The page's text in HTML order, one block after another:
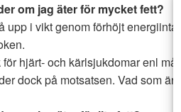
om jag äter för mycket fett?
upp i vikt genom förhöjt
hjärt- och kärlsjukdomar enl
dock på motsatsen. Vad som är